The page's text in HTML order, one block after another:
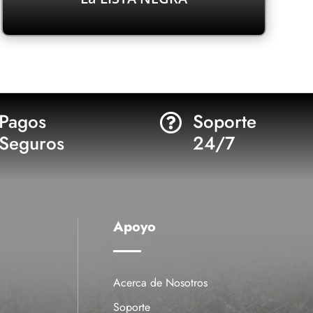
 Soporte
24/7
Apoyo
Acerca de Nosotros
Soporte